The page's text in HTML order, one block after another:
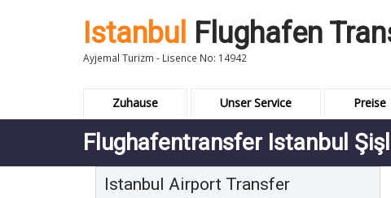
Istanbul Flughafen
Ayjemal Turizm - Lisence No: 14942
Zuhause Unser Service Preise
Flughafentransfer Istanbul
Istanbul Airport Transfer